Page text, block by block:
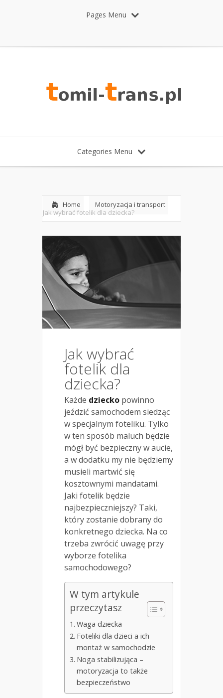
Pages Menu
Categories Menu
Home
Motoryzacja i transport
Jak wybrać fotelik dla dziecka?
Jak wybrać
fotelik dla
dziecka?
Każde dziecko powinno
jeździć samochodem siedząc
w specjalnym foteliku. Tylko
w ten sposób maluch będzie
mógł być bezpieczny w aucie,
a w dodatku my nie będziemy
musieli martwić się
kosztownymi mandatami.
Jaki fotelik będzie
najbezpieczniejszy? Taki,
który zostanie dobrany do
konkretnego dziecka. Na co
trzeba zwrócić uwagę przy
wyborze fotelika
samochodowego?
W tym artykule
przeczytasz
Waga dziecka
Foteliki dla dzieci a ich
montaż w samochodzie
Noga stabilizująca –
motoryzacja to także
bezpieczeństwo